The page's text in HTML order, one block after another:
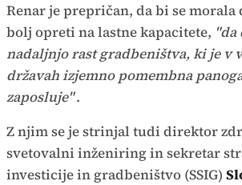
Renar je prepričan, da bi se morala
bolj opreti na lastne kapacitete, "da
nadaljnjo rast gradbeništva, ki je v
državah izjemno pomembna
zaposluje".
Z njim se je strinjal tudi direktor
svetovalni inženiring in sekretar
investicije in gradbeništvo (SSIG)